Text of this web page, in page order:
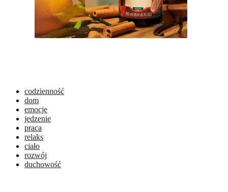
codzienność
dom
emocje
jedzenie
praca
relaks
ciało
rozwój
duchowość